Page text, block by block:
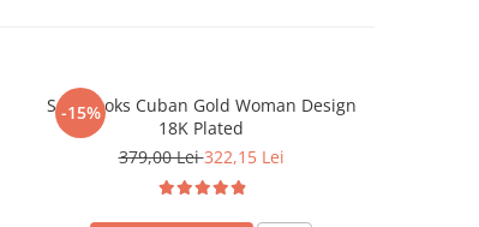
-15%
Set Brooks Cuban Gold Woman Design
18K Plated
379,00 Lei322,15 Lei